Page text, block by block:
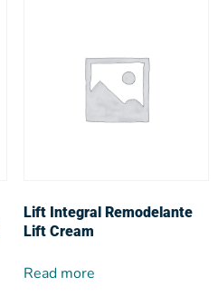
Lift Integral Remodelante
Lift Cream
Read more